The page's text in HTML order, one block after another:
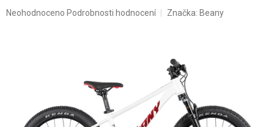
Průměrné
Neohodnoceno Podrobnosti hodnocení Značka: Beany